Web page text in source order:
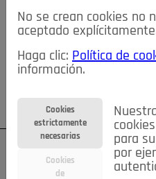
NOTICIAS SERVICIOS
TABLÓN DE ANUNCIOS
NOSOTROS
Su cuenta Regístrese
No se crean cookies no
aceptado
Haga clic: Política de
información.
Cookies
estrictamente
necesarias
Cookies
de
para
por